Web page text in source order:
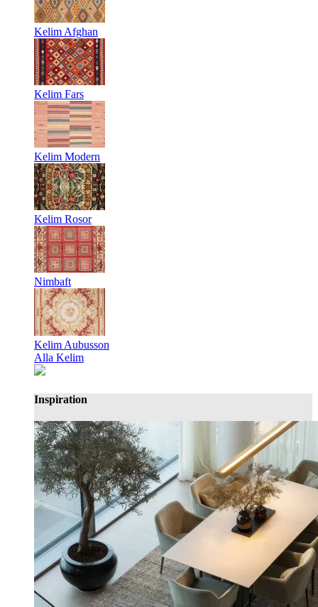
Kelim Afghan
Kelim Fars
Kelim Modern
Kelim Rosor
Nimbaft
Kelim Aubusson
Alla Kelim
Inspiration